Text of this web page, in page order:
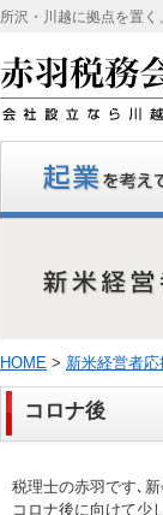
所沢・川越に拠点を置
HOME > 新米経営者
コロナ後
税理士の赤羽です､
コロナ後に向けて少